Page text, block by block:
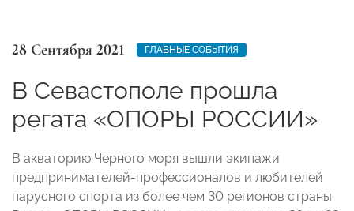
28 Сентября 2021 ГЛАВНЫЕ СОБЫТИЯ
В Севастополе прошла
регата «ОПОРЫ РОССИИ»
В акваторию Черного моря вышли экипажи
предпринимателей-профессионалов и любителей
парусного спорта из более чем 30 регионов страны.